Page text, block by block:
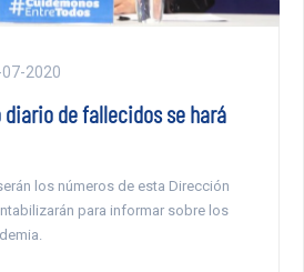
2020
diario de fallecidos se hará
los números de esta Dirección
para informar sobre los